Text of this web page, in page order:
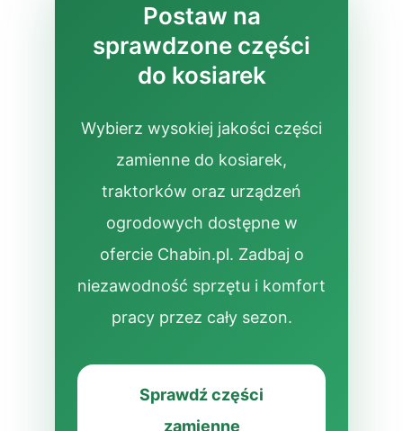
Postaw na
sprawdzone części
do kosiarek
Wybierz wysokiej jakości części
zamienne do kosiarek,
traktorków oraz urządzeń
ogrodowych dostępne w
ofercie Chabin.pl. Zadbaj o
niezawodność sprzętu i komfort
pracy przez cały sezon.
Sprawdź części
zamienne